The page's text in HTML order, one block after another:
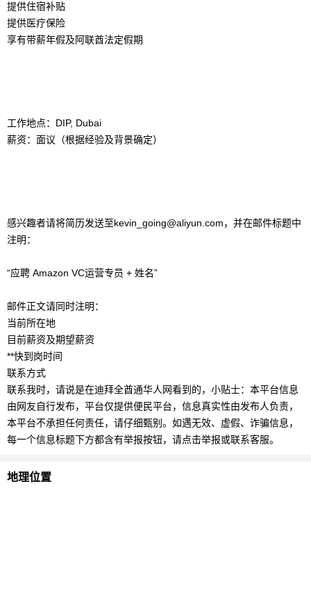
提供住宿补贴
提供医疗保险
享有带薪年假及阿联酋法定假期
工作地点：DIP, Dubai
薪资：面议（根据经验及背景确定）
感兴趣者请将简历发送至kevin_going@aliyun.com，并在邮件标题中
注明：
“应聘 Amazon VC运营专员 + 姓名”
邮件正文请同时注明：
当前所在地
目前薪资及期望薪资
**快到岗时间
联系方式
联系我时，请说是在迪拜全酋通华人网看到的，小贴士：本平台信息
由网友自行发布，平台仅提供便民平台，信息真实性由发布人负责，
本平台不承担任何责任，请仔细甄别。如遇无效、虚假、诈骗信息，
每一个信息标题下方都含有举报按钮，请点击举报或联系客服。
地理位置